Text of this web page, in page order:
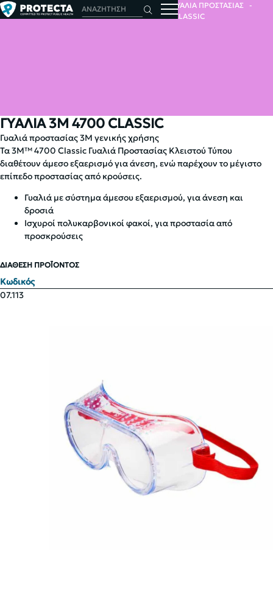
ΑΡΧΙΚΗ ΜΕΣΑ ΑΤΟΜΙΚΗΣ ΠΡΟΣΤΑΣΙΑΣ
ΓΥΑΛΙΑ ΠΡΟΣΤΑΣΙΑΣ
ΓΥΑΛΙΑ 3M
ΓΥΑΛΙΑ 3M 4700 CLASSIC
ΓΥΑΛΙΑ 3M 4700 CLASSIC
Γυαλιά προστασίας 3Μ γενικής χρήσης
Τα 3M™ 4700 Classic Γυαλιά Προστασίας Κλειστού Τύπου
διαθέτουν άμεσο εξαερισμό για άνεση, ενώ παρέχουν το μέγιστο
επίπεδο προστασίας από κρούσεις.
Γυαλιά με σύστημα άμεσου εξαερισμού, για άνεση και
δροσιά
Ισχυροί πολυκαρβονικοί φακοί, για προστασία από
προσκρούσεις
ΔΙΑΘΕΣΗ ΠΡΟΪΟΝΤΟΣ
Κωδικός
07.113